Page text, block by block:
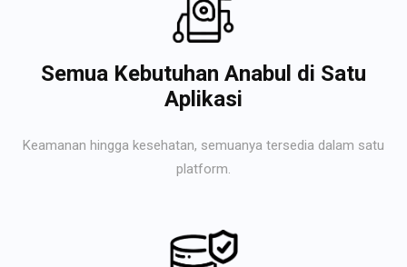
Semua Kebutuhan Anabul di Satu
Aplikasi
Keamanan hingga kesehatan, semuanya tersedia dalam satu
platform.